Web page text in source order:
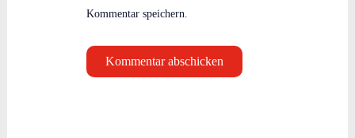
Kommentar speichern.